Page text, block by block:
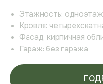
Этажность:
Кровля:
Фасад: кирпичная
Гараж: без гаража